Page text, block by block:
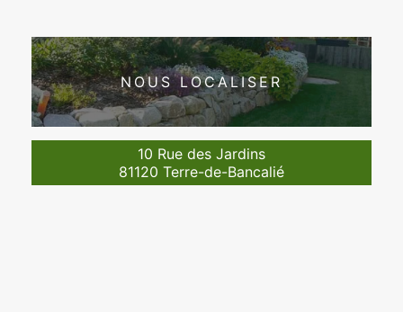
NOUS LOCALISER
10 Rue des Jardins
81120 Terre-de-Bancalié